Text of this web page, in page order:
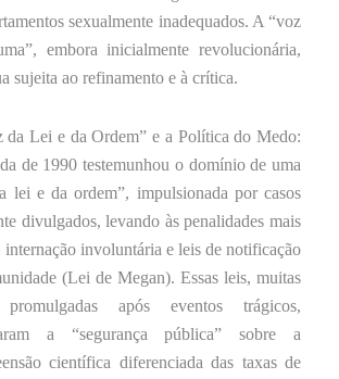
sexualmente inadequados. A “voz
embora inicialmente revolucionária,
sujeita ao refinamento e à crítica.
da Lei e da Ordem” e a Política do Medo:
de 1990 testemunhou o domínio de uma
lei e da ordem”, impulsionada por casos
divulgados, levando às penalidades mais
internação involuntária e leis de notificação
(Lei de Megan). Essas leis, muitas
promulgadas após eventos trágicos,
a “segurança pública” sobre a
científica diferenciada das taxas de